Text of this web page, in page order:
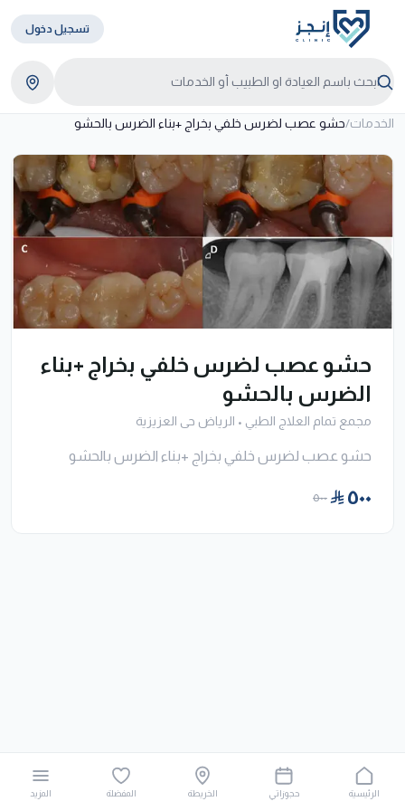
تسجيل دخول
الخدمات/حشو عصب لضرس خلفي بخراج +بناء الضرس بالحشو
حشو عصب لضرس خلفي بخراج +بناء
الضرس بالحشو
مجمع تمام العلاج الطبي • الرياض حى العزيزية
حشو عصب لضرس خلفي بخراج +بناء الضرس بالحشو
٥٠٠ ٥٠٠
الرئيسية حجوزاتي الخريطة المفضلة المزيد